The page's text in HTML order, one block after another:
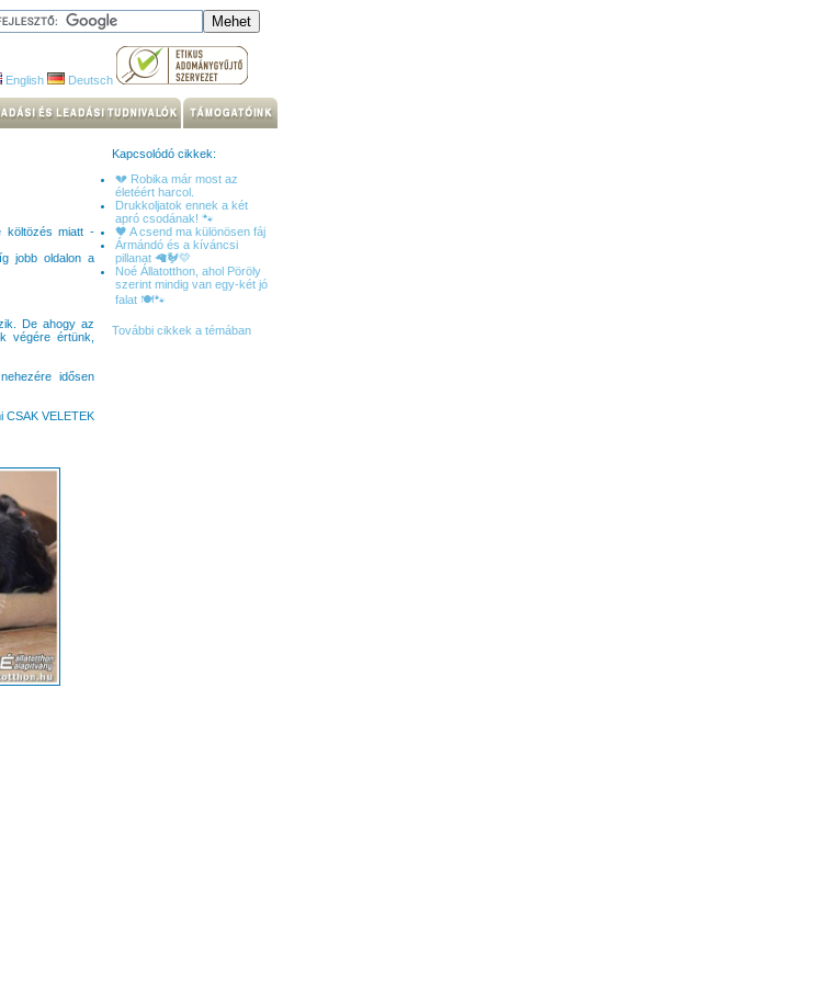
English Deutsch
költözés miatt -
jobb oldalon a
De ahogy az
végére értünk,
idősen
CSAK VELETEK
Kapcsolódó cikkek:
💔 Robika már most az
életéért harcol.
Drukkoljatok ennek a két
apró csodának! 🐾
🖤 A csend ma különösen fáj
Ármándó és a kíváncsi
pillanat 🦙🐓💛
Noé Állatotthon, ahol Pöröly
szerint mindig van egy-két jó
falat 🍽️🐾
További cikkek a témában